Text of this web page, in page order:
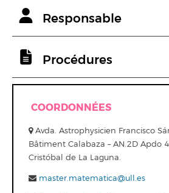
Responsable
Procédures
COORDONNÉES
Avda. Astrophysicien Francisco
Bâtiment Calabaza – AN.2D Apdo
Cristóbal de La Laguna.
master.matematica@ull.es